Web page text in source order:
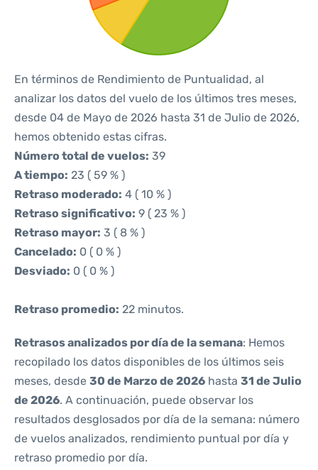
En términos de Rendimiento de Puntualidad, al
analizar los datos del vuelo de los últimos tres meses,
desde 04 de Mayo de 2026 hasta 31 de Julio de 2026,
hemos obtenido estas cifras.
Número total de vuelos: 39
A tiempo: 23 ( 59 % )
Retraso moderado: 4 ( 10 % )
Retraso significativo: 9 ( 23 % )
Retraso mayor: 3 ( 8 % )
Cancelado: 0 ( 0 % )
Desviado: 0 ( 0 % )
Retraso promedio: 22 minutos.
Retrasos analizados por día de la semana: Hemos
recopilado los datos disponibles de los últimos seis
meses, desde 30 de Marzo de 2026 hasta 31 de Julio
de 2026. A continuación, puede observar los
resultados desglosados por día de la semana: número
de vuelos analizados, rendimiento puntual por día y
retraso promedio por día.